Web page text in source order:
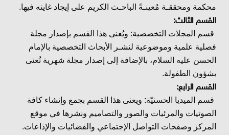
محكمة ومحققـة مُعينـةً الباحـث الكريم على إيجاد غايته فيها.
القسم الثالث:
قسم المجلات التخصصية: ويُعنى هذا القسم بإصدار مجلة
فصلية علمية وموضوعية لنشـر الأبحاث التخصصية بالإمام
الحسن عليه السلام، بالإضافة إلى إصدار مجلة شهرية تُعنى
بشؤون الطفولة.
القسم الرابع:
قسم الميديا الحسنيّة: ويعنى هذا القسم بجمع وإنشاء كافة
الصوتيات والمرئيات والصور والتصاميم ونشرها في موقع
المركز وصفحات التواصل الإجتماعي والفضائيات والإذاعات.